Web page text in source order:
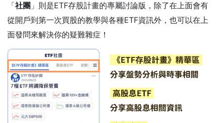
「社團 」則是ETF存股計畫的專屬討論版，除了在上面會有
從開戶到第一次買股的教學與各種ETF資訊外，也可以在上
面發問來解決你的疑難雜症！